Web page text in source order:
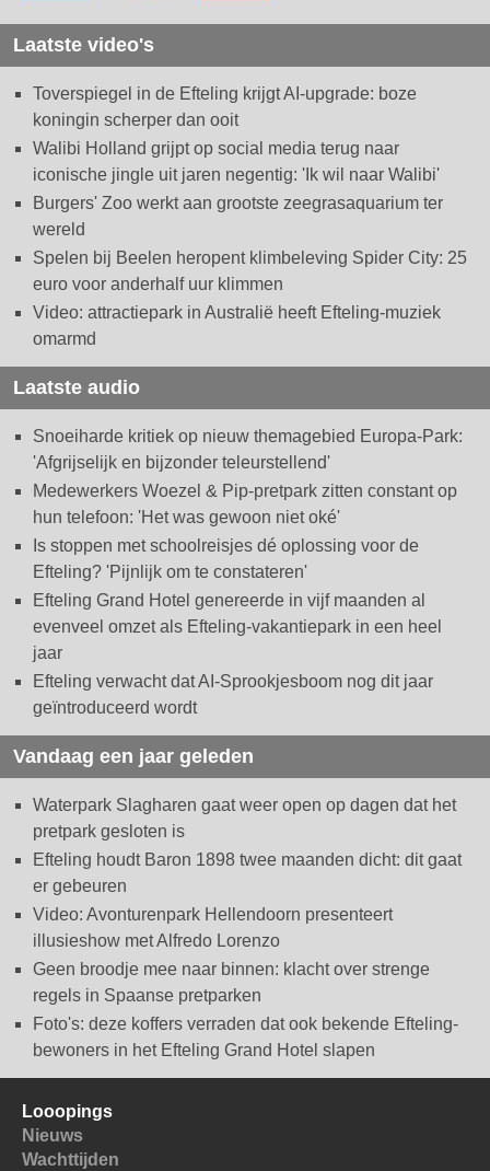
Laatste video's
Toverspiegel in de Efteling krijgt AI-upgrade: boze
koningin scherper dan ooit
Walibi Holland grijpt op social media terug naar
iconische jingle uit jaren negentig: 'Ik wil naar Walibi'
Burgers' Zoo werkt aan grootste zeegrasaquarium ter
wereld
Spelen bij Beelen heropent klimbeleving Spider City: 25
euro voor anderhalf uur klimmen
Video: attractiepark in Australië heeft Efteling-muziek
omarmd
Laatste audio
Snoeiharde kritiek op nieuw themagebied Europa-Park:
'Afgrijselijk en bijzonder teleurstellend'
Medewerkers Woezel & Pip-pretpark zitten constant op
hun telefoon: 'Het was gewoon niet oké'
Is stoppen met schoolreisjes dé oplossing voor de
Efteling? 'Pijnlijk om te constateren'
Efteling Grand Hotel genereerde in vijf maanden al
evenveel omzet als Efteling-vakantiepark in een heel
jaar
Efteling verwacht dat AI-Sprookjesboom nog dit jaar
geïntroduceerd wordt
Vandaag een jaar geleden
Waterpark Slagharen gaat weer open op dagen dat het
pretpark gesloten is
Efteling houdt Baron 1898 twee maanden dicht: dit gaat
er gebeuren
Video: Avonturenpark Hellendoorn presenteert
illusieshow met Alfredo Lorenzo
Geen broodje mee naar binnen: klacht over strenge
regels in Spaanse pretparken
Foto's: deze koffers verraden dat ook bekende Efteling-
bewoners in het Efteling Grand Hotel slapen
Looopings
Nieuws
Wachttijden